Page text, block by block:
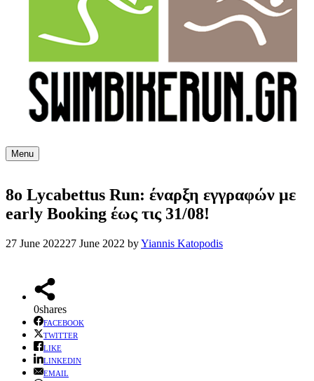
Menu
8ο Lycabettus Run: έναρξη εγγραφών με
early Booking έως τις 31/08!
27 June 202227 June 2022 byYiannis Katopodis
0shares
FACEBOOK
TWITTER
LIKE
LINKEDIN
EMAIL